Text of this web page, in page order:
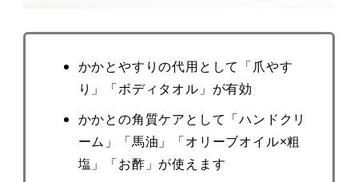
かかとやすりの代用として「爪やす
り」「ボディタオル」が有効
かかとの角質ケアとして「ハンドクリ
ーム」「馬油」「オリーブオイル×粗
塩」「お酢」が使えます